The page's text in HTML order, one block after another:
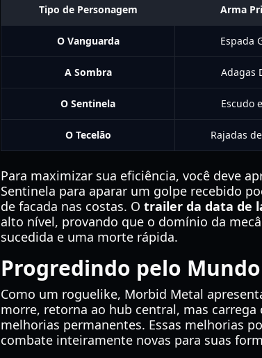
Tipo de Personagem Arma
O Vanguarda Espada
A Sombra Adagas
O Sentinela Escudo
O Tecelão Rajadas
Para maximizar sua eficiência, você deve
Sentinela para aparar um golpe recebido
de facada nas costas. O trailer da data de
alto nível, provando que o domínio da
sucedida e uma morte rápida.
Progredindo pelo
Como um roguelike, Morbid Metal
morre, retorna ao hub central, mas
melhorias permanentes. Essas melhorias
combate inteiramente novas para suas